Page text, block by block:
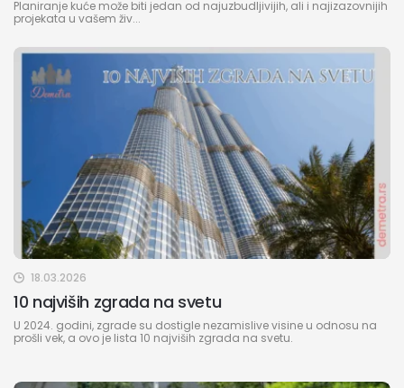
Planiranje kuće može biti jedan od najuzbudljivijih, ali i najizazovnijih
projekata u vašem živ...
18.03.2026
10 najviših zgrada na svetu
U 2024. godini, zgrade su dostigle nezamislive visine u odnosu na
prošli vek, a ovo je lista 10 najviših zgrada na svetu.